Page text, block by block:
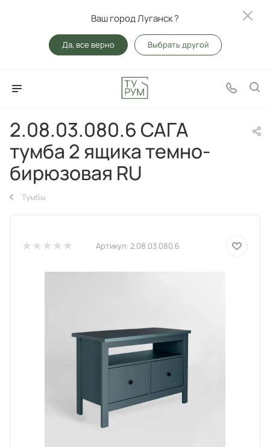
Ваш город Луганск ?
Да, все верно Выбрать другой
2.08.03.080.6 САГА
тумба 2 ящика темно-
бирюзовая RU
Тумбы
Артикул: 2.08.03.080.6